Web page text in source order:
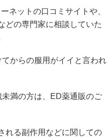
ネットの口コミサイトや、
どの専門家に相談していた
からの服用がイイと言われ
満の方は、ED薬通販のご
れる副作用などに関しての